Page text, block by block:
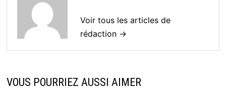
Voir tous les articles de
rédaction →
VOUS POURRIEZ AUSSI AIMER